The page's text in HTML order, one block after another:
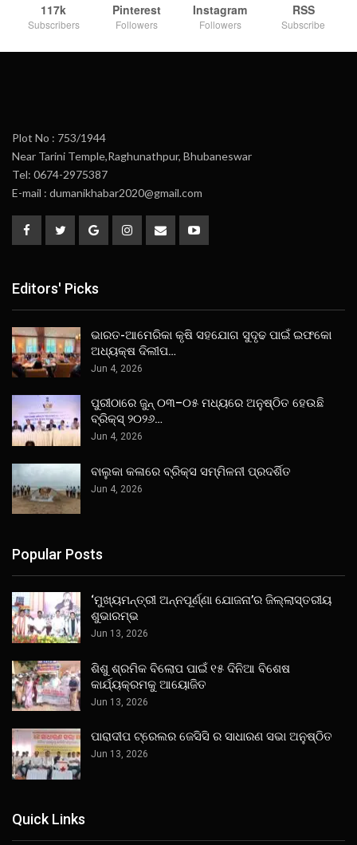
117k
Subscribers
Pinterest
Followers
Instagram
Followers
RSS
Subscribe
Plot No : 753/1944
Near Tarini Temple,Raghunathpur, Bhubaneswar
Tel: 0674-2975387
E-mail : dumanikhabar2020@gmail.com
Editors' Picks
ଭାରତ-ଆମେରିକା କୃଷି ସହଯୋଗ ସୁଦୃଢ ପାଇଁ ଇଫକୋ
ଅଧ୍ୟକ୍ଷ ଦିଲୀପ…
Jun 4, 2026
ପୁରୀଠାରେ ଜୁନ୍ ୦୩–୦୫ ମଧ୍ୟରେ ଅନୁଷ୍ଠିତ ହେଉଛି
ବ୍ରିକ୍ସ୍ ୨୦୨୬…
Jun 4, 2026
ବାଲୁକା କଳାରେ ବ୍ରିକ୍ସ ସମ୍ମିଳନୀ ପ୍ରଦର୍ଶିତ
Jun 4, 2026
Popular Posts
‘ମୁଖ୍ୟମନ୍ତ୍ରୀ ଅନ୍ନପୂର୍ଣ୍ଣା ଯୋଜନା’ର ଜିଲ୍ଲାସ୍ତରୀୟ
ଶୁଭାରମ୍ଭ
Jun 13, 2026
ଶିଶୁ ଶ୍ରମିକ ବିଲୋପ ପାଇଁ ୧୫ ଦିନିଆ ବିଶେଷ
କାର୍ଯ୍ୟକ୍ରମକୁ ଆୟୋଜିତ
Jun 13, 2026
ପାରାଦୀପ ଟ୍ରେଲର ଜେସିସି ର ସାଧାରଣ ସଭା ଅନୁଷ୍ଠିତ
Jun 13, 2026
Quick Links